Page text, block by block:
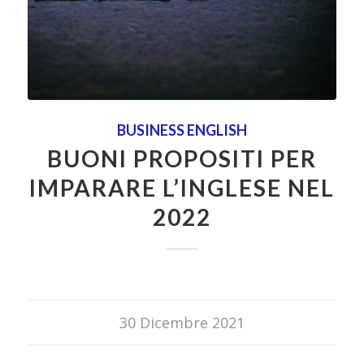
BUSINESS ENGLISH
BUONI PROPOSITI PER
IMPARARE L’INGLESE NEL
2022
30 Dicembre 2021